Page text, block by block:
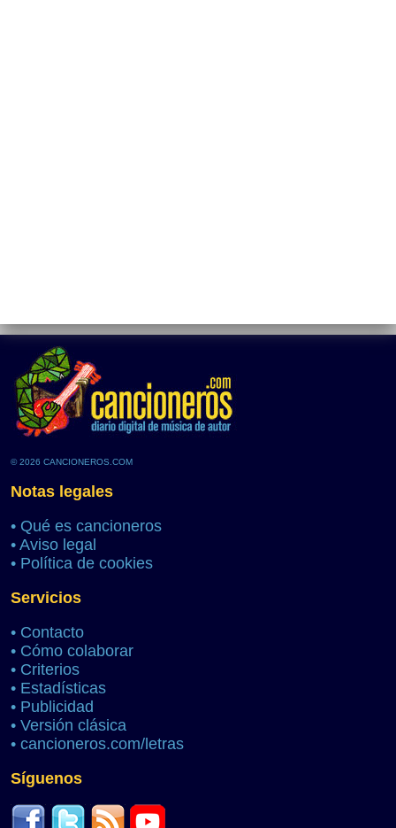
© 2026 CANCIONEROS.COM
Notas legales
• Qué es cancioneros
• Aviso legal
• Política de cookies
Servicios
• Contacto
• Cómo colaborar
• Criterios
• Estadísticas
• Publicidad
• Versión clásica
• cancioneros.com/letras
Síguenos